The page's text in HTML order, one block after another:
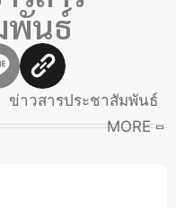
พันธ์
ข่าวสารประชาสัมพันธ์
MORE